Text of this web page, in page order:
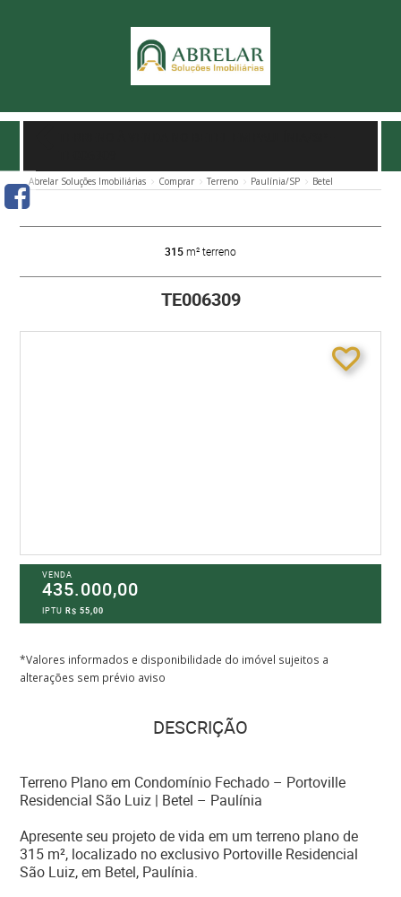
Abrelar Soluções Imobiliárias Comprar Terreno Paulínia/SP Betel
315m² terreno
TE006309
VENDA
435.000,00
IPTUR$ 55,00
*Valores informados e disponibilidade do imóvel sujeitos a
alterações sem prévio aviso
DESCRIÇÃO
Terreno Plano em Condomínio Fechado – Portoville
Residencial São Luiz | Betel – Paulínia
Apresente seu projeto de vida em um terreno plano de
315 m², localizado no exclusivo Portoville Residencial
São Luiz, em Betel, Paulínia.